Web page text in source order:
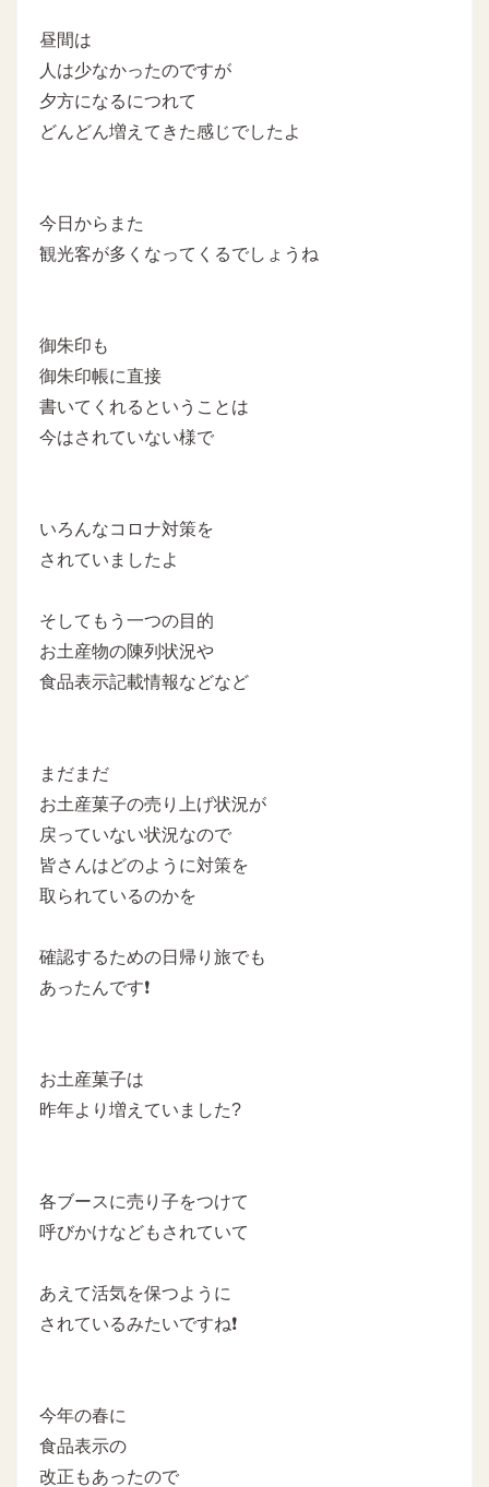
昼間は
人は少なかったのですが
夕方になるにつれて
どんどん増えてきた感じでしたよ
今日からまた
観光客が多くなってくるでしょうね
御朱印も
御朱印帳に直接
書いてくれるということは
今はされていない様で
いろんなコロナ対策を
されていましたよ
そしてもう一つの目的
お土産物の陳列状況や
食品表示記載情報などなど
まだまだ
お土産菓子の売り上げ状況が
戻っていない状況なので
皆さんはどのように対策を
取られているのかを
確認するための日帰り旅でも
あったんです❗
お土産菓子は
昨年より増えていました?
各ブースに売り子をつけて
呼びかけなどもされていて
あえて活気を保つように
されているみたいですね❗
今年の春に
食品表示の
改正もあったので